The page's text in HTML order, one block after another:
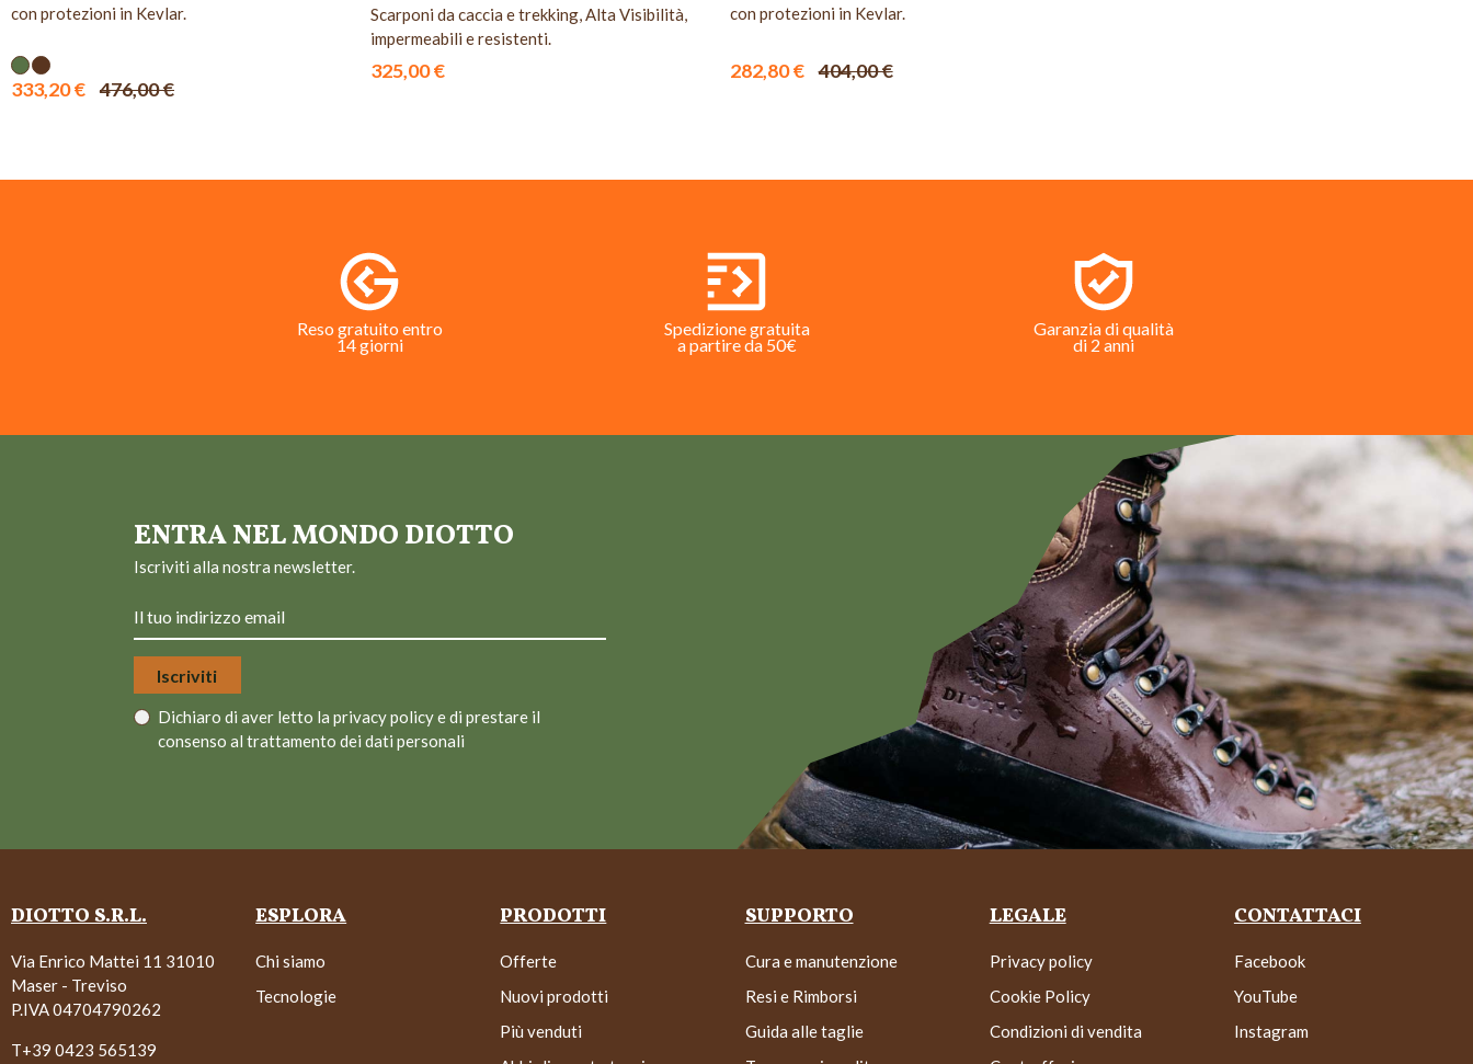
con protezioni in Kevlar.
333,20 € 476,00 €
Scarponi da caccia e trekking, Alta Visibilità,
impermeabili e resistenti.
325,00 €
con protezioni in Kevlar.
282,80 € 404,00 €
Reso gratuito entro
14 giorni
Spedizione gratuita
a partire da 50€
Garanzia di qualità
di 2 anni
ENTRA NEL MONDO DIOTTO
Iscriviti alla nostra newsletter.
Dichiaro di aver letto laprivacy policye di prestare il
consenso al trattamento dei dati personali
DIOTTO S.R.L.
Via Enrico Mattei 11 31010
Maser - Treviso
P.IVA 04704790262
T+39 0423 565139
ESPLORA
Chi siamo
Tecnologie
PRODOTTI
Offerte
Nuovi prodotti
Più venduti
SUPPORTO
Cura e manutenzione
Resi e Rimborsi
Guida alle taglie
LEGALE
Privacy policy
Cookie Policy
Condizioni di vendita
CONTATTACI
Facebook
YouTube
Instagram